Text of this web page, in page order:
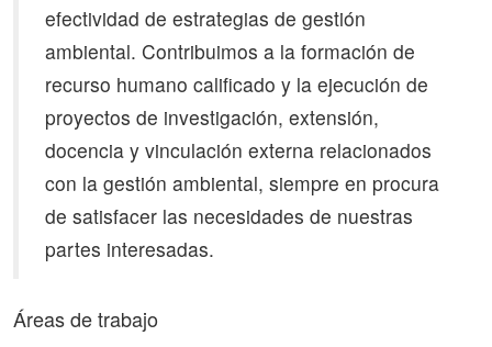
efectividad de estrategias de gestión
ambiental. Contribuimos a la formación de
recurso humano calificado y la ejecución de
proyectos de investigación, extensión,
docencia y vinculación externa relacionados
con la gestión ambiental, siempre en procura
de satisfacer las necesidades de nuestras
partes interesadas.
Áreas de trabajo